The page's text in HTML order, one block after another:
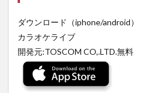
ダウンロード（iphone/android）
カラオケライブ
開発元:TOSCOM CO,.LTD.無料